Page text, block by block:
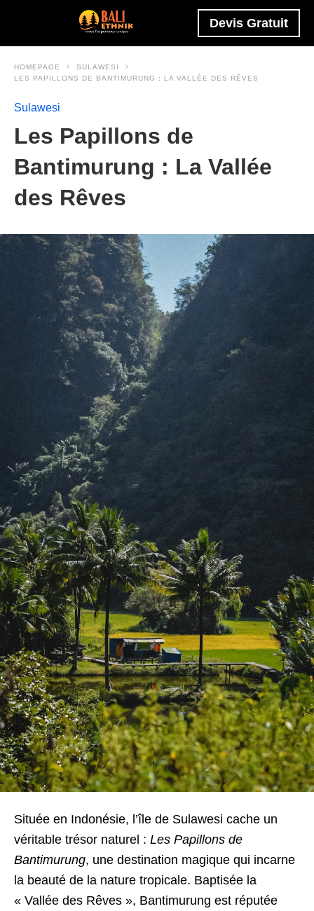
Devis Gratuit
HOMEPAGE
SULAWESI
LES PAPILLONS DE BANTIMURUNG : LA VALLÉE DES RÊVES
Sulawesi
Les Papillons de
Bantimurung : La Vallée
des Rêves
Située en Indonésie, l’île de Sulawesi cache un
véritable trésor naturel : Les Papillons de
Bantimurung, une destination magique qui incarne
la beauté de la nature tropicale. Baptisée la
« Vallée des Rêves », Bantimurung est réputée